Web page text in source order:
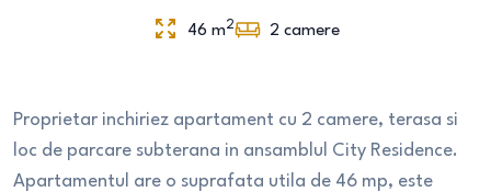
46 m2 2 camere
Proprietar inchiriez apartament cu 2 camere, terasa si
loc de parcare subterana in ansamblul City Residence.
Apartamentul are o suprafata utila de 46 mp, este